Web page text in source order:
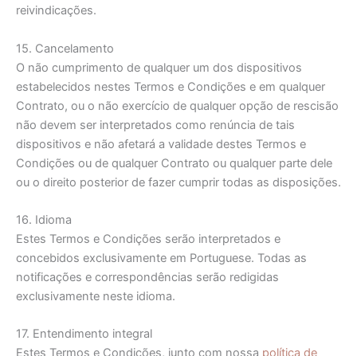
reivindicações.
15. Cancelamento
O não cumprimento de qualquer um dos dispositivos
estabelecidos nestes Termos e Condições e em qualquer
Contrato, ou o não exercício de qualquer opção de rescisão
não devem ser interpretados como renúncia de tais
dispositivos e não afetará a validade destes Termos e
Condições ou de qualquer Contrato ou qualquer parte dele
ou o direito posterior de fazer cumprir todas as disposições.
16. Idioma
Estes Termos e Condições serão interpretados e
concebidos exclusivamente em Portuguese. Todas as
notificações e correspondências serão redigidas
exclusivamente neste idioma.
17. Entendimento integral
Estes Termos e Condições, junto com nossa política de